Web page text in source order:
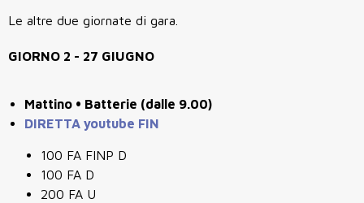
Le altre due giornate di gara.
GIORNO 2 - 27 GIUGNO
Mattino • Batterie (dalle 9.00)
DIRETTA youtube FIN
100 FA FINP D
100 FA D
200 FA U